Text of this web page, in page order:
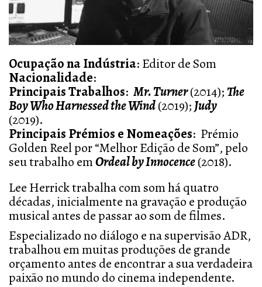
Ocupação na Indústria: Editor de Som
Nacionalidade:
Principais Trabalhos: Mr. Turner(2014);The
Boy Who Harnessed the Wind(2019);Judy
(2019).
Principais Prémios e Nomeações: Prémio
Golden Reel por “Melhor Edição de Som”, pelo
seu trabalho emOrdeal by Innocence(2018).
Lee Herrick trabalha com som há quatro
décadas, inicialmente na gravação e produção
musical antes de passar ao som de filmes.
Especializado no diálogo e na supervisão ADR,
trabalhou em muitas produções de grande
orçamento antes de encontrar a sua verdadeira
paixão no mundo do cinema independente.